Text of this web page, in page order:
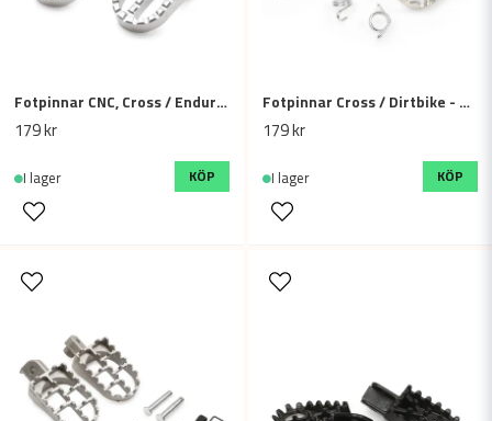
Fotpinnar CNC, Cross / Enduro - Silver
179 kr
I lager KÖP
Fotpinnar Cross / Dirtbike - Rostfritt stål
179 kr
I lager KÖP
Skicka fråga